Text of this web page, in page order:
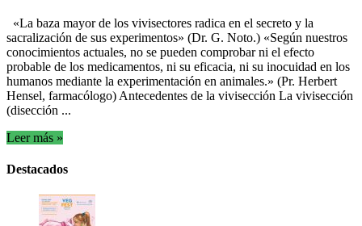
«La baza mayor de los vivisectores radica en el secreto y la
sacralización de sus experimentos» (Dr. G. Noto.) «Según nuestros
conocimientos actuales, no se pueden comprobar ni el efecto
probable de los medicamentos, ni su eficacia, ni su inocuidad en los
humanos mediante la experimentación en animales.» (Pr. Herbert
Hensel, farmacólogo) Antecedentes de la vivisección La vivisección
(disección ...
Leer más »
Destacados